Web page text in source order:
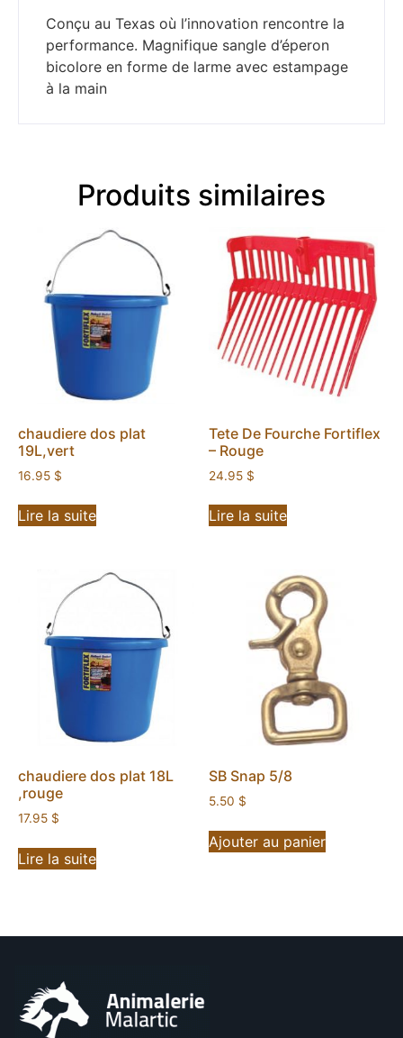
Conçu au Texas où l’innovation rencontre la
performance. Magnifique sangle d’éperon
bicolore en forme de larme avec estampage
à la main
Produits similaires
chaudiere dos plat
19L,vert
16.95 $
Lire la suite
Tete De Fourche Fortiflex
– Rouge
24.95 $
Lire la suite
chaudiere dos plat 18L
,rouge
17.95 $
Lire la suite
SB Snap 5/8
5.50 $
Ajouter au panier